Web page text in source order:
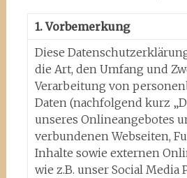
1. Vorbemerkung
Diese
die Art, den Umfang und
Verarbeitung von
Daten (nachfolgend kurz
unseres Onlineangebotes
verbundenen Webseiten,
Inhalte sowie externen
wie z.B. unser Social Media